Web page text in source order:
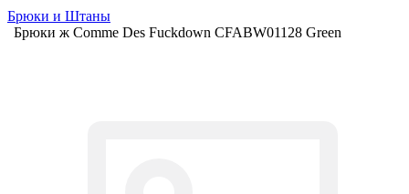
Брюки и Штаны
Брюки ж Comme Des Fuckdown CFABW01128 Green